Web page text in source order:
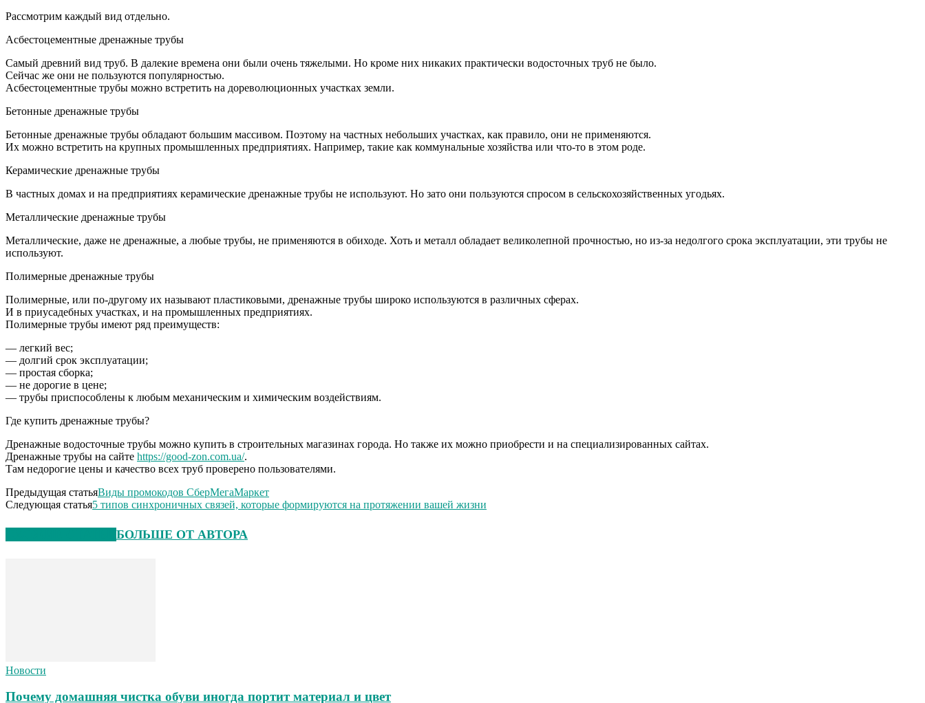
Рассмотрим каждый вид отдельно.
Асбестоцементные дренажные трубы
Самый древний вид труб. В далекие времена они были очень тяжелыми. Но кроме них никаких практически водосточных труб не было.
Сейчас же они не пользуются популярностью.
Асбестоцементные трубы можно встретить на дореволюционных участках земли.
Бетонные дренажные трубы
Бетонные дренажные трубы обладают большим массивом. Поэтому на частных небольших участках, как правило, они не применяются.
Их можно встретить на крупных промышленных предприятиях. Например, такие как коммунальные хозяйства или что-то в этом роде.
Керамические дренажные трубы
В частных домах и на предприятиях керамические дренажные трубы не используют. Но зато они пользуются спросом в сельскохозяйственных угодьях.
Металлические дренажные трубы
Металлические, даже не дренажные, а любые трубы, не применяются в обиходе. Хоть и металл обладает великолепной прочностью, но из-за недолгого срока эксплуатации, эти трубы не
используют.
Полимерные дренажные трубы
Полимерные, или по-другому их называют пластиковыми, дренажные трубы широко используются в различных сферах.
И в приусадебных участках, и на промышленных предприятиях.
Полимерные трубы имеют ряд преимуществ:
— легкий вес;
— долгий срок эксплуатации;
— простая сборка;
— не дорогие в цене;
— трубы приспособлены к любым механическим и химическим воздействиям.
Где купить дренажные трубы?
Дренажные водосточные трубы можно купить в строительных магазинах города. Но также их можно приобрести и на специализированных сайтах.
Дренажные трубы на сайте https://good-zon.com.ua/.
Там недорогие цены и качество всех труб проверено пользователями.
Предыдущая статьяВиды промокодов СберМегаМаркет
Следующая статья5 типов синхроничных связей, которые формируются на протяжении вашей жизни
БОЛЬШЕ ОТ АВТОРА
Новости
Почему домашняя чистка обуви иногда портит материал и цвет